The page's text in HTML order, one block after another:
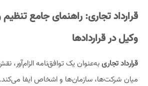
قرارداد تجاری: راهنمای جامع
وکیل در قراردادها
قرارداد تجاریبه‌عنوان یک توافق‌نامه الزام‌آور،
میان شرکت‌ها، سازمان‌ها و اشخاص ایفا می‌کند.